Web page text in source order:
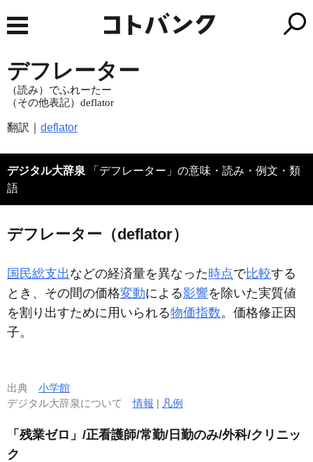
デフレーター
（読み）でふれーたー
（その他表記）deflator
翻訳｜ deflator
デジタル大辞泉 「デフレーター」の意味・読み・例文・類
語
デフレーター（deflator）
国民総支出などの経済量を異なった時点で比較する
とき、その間の価格変動による影響を除いた実質値
を割り出すために用いられる物価指数。価格修正因
子。
出典 小学館
デジタル大辞泉について情報 | 凡例
「残業ゼロ」/正看護師/常勤/日勤のみ/外科/クリニッ
ク